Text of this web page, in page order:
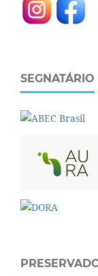
SEGNATÁRIO